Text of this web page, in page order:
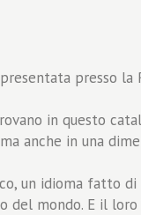
presso la
in questo
anche in una
un idioma fatto
mondo. E il loro